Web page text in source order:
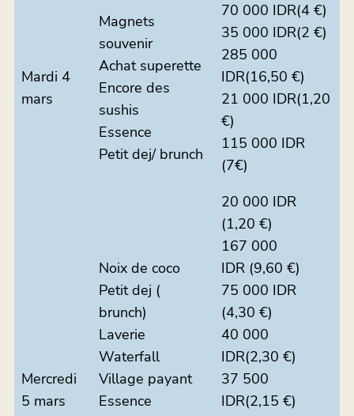
Mardi 4
mars
Magnets
souvenir
Achat superette
Encore des
sushis
Essence
Petit dej/ brunch
70 000 IDR(4 €)
35 000 IDR(2 €)
285 000
IDR(16,50 €)
21 000 IDR(1,20
€)
115 000 IDR
(7€)
Mercredi
5 mars
Noix de coco
Petit dej (
brunch)
Laverie
Waterfall
Village payant
Essence
20 000 IDR
(1,20 €)
167 000
IDR (9,60 €)
75 000 IDR
(4,30 €)
40 000
IDR(2,30 €)
37 500
IDR(2,15 €)